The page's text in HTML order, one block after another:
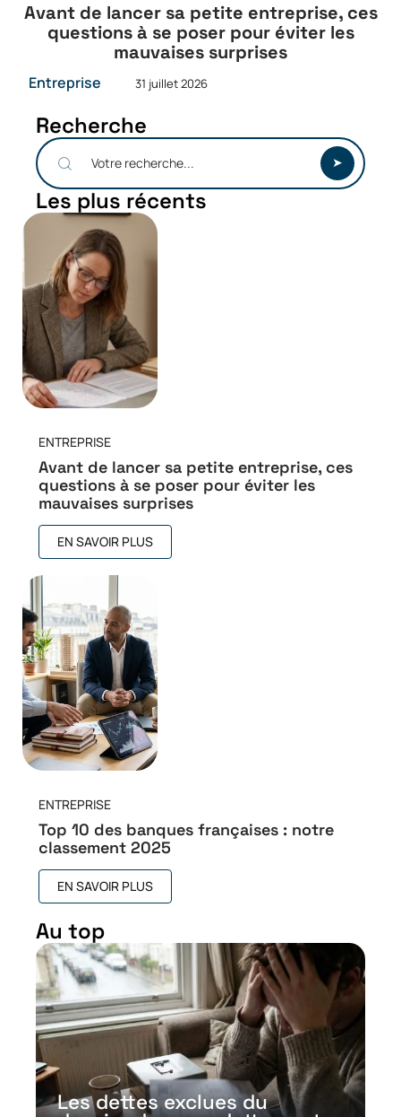
Avant de lancer sa petite entreprise, ces
questions à se poser pour éviter les
mauvaises surprises
Entreprise 31 juillet 2026
Recherche
Les plus récents
ENTREPRISE
Avant de lancer sa petite entreprise, ces
questions à se poser pour éviter les
mauvaises surprises
EN SAVOIR PLUS
ENTREPRISE
Top 10 des banques françaises : notre
classement 2025
EN SAVOIR PLUS
Au top
Les dettes exclues du